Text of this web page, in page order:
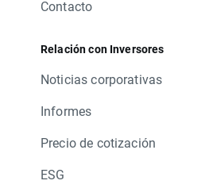
Contacto
Relación con Inversores
Noticias corporativas
Informes
Precio de cotización
ESG